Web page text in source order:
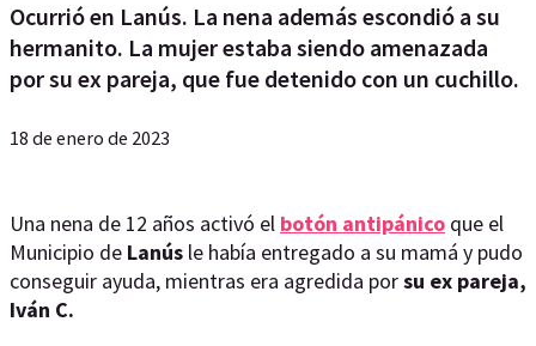
Ocurrió en Lanús. La nena además escondió a su
hermanito. La mujer estaba siendo amenazada
por su ex pareja, que fue detenido con un cuchillo.
18 de enero de 2023
Una nena de 12 años activó el botón antipánico que el
Municipio de Lanús le había entregado a su mamá y pudo
conseguir ayuda, mientras era agredida porsu ex pareja,
Iván C.